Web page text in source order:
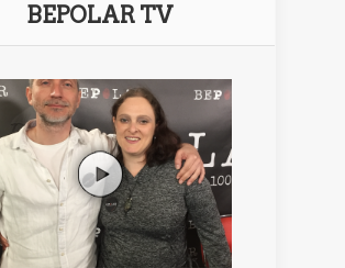
BEPOLAR TV